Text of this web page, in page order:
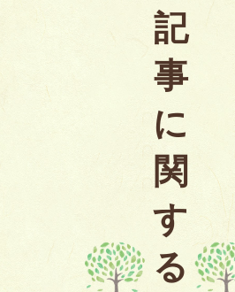
記
事
に
関
す
る